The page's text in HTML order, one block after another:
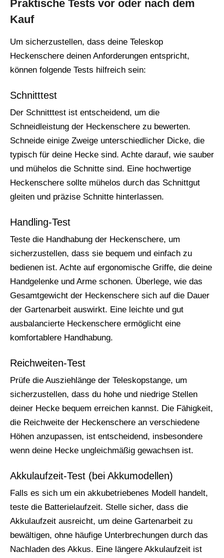
Praktische Tests vor oder nach dem
Kauf
Um sicherzustellen, dass deine Teleskop
Heckenschere deinen Anforderungen entspricht,
können folgende Tests hilfreich sein:
Schnitttest
Der Schnitttest ist entscheidend, um die
Schneidleistung der Heckenschere zu bewerten.
Schneide einige Zweige unterschiedlicher Dicke, die
typisch für deine Hecke sind. Achte darauf, wie sauber
und mühelos die Schnitte sind. Eine hochwertige
Heckenschere sollte mühelos durch das Schnittgut
gleiten und präzise Schnitte hinterlassen.
Handling-Test
Teste die Handhabung der Heckenschere, um
sicherzustellen, dass sie bequem und einfach zu
bedienen ist. Achte auf ergonomische Griffe, die deine
Handgelenke und Arme schonen. Überlege, wie das
Gesamtgewicht der Heckenschere sich auf die Dauer
der Gartenarbeit auswirkt. Eine leichte und gut
ausbalancierte Heckenschere ermöglicht eine
komfortablere Handhabung.
Reichweiten-Test
Prüfe die Ausziehlänge der Teleskopstange, um
sicherzustellen, dass du hohe und niedrige Stellen
deiner Hecke bequem erreichen kannst. Die Fähigkeit,
die Reichweite der Heckenschere an verschiedene
Höhen anzupassen, ist entscheidend, insbesondere
wenn deine Hecke ungleichmäßig gewachsen ist.
Akkulaufzeit-Test (bei Akkumodellen)
Falls es sich um ein akkubetriebenes Modell handelt,
teste die Batterielaufzeit. Stelle sicher, dass die
Akkulaufzeit ausreicht, um deine Gartenarbeit zu
bewältigen, ohne häufige Unterbrechungen durch das
Nachladen des Akkus. Eine längere Akkulaufzeit ist